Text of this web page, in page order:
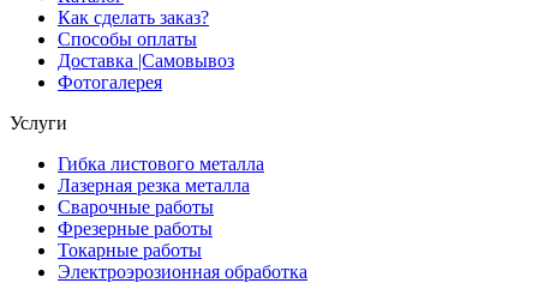
Как сделать заказ?
Способы оплаты
Доставка |Cамовывоз
Фотогалерея
Услуги
Гибка листового металла
Лазерная резка металла
Сварочные работы
Фрезерные работы
Токарные работы
Электроэрозионная обработка